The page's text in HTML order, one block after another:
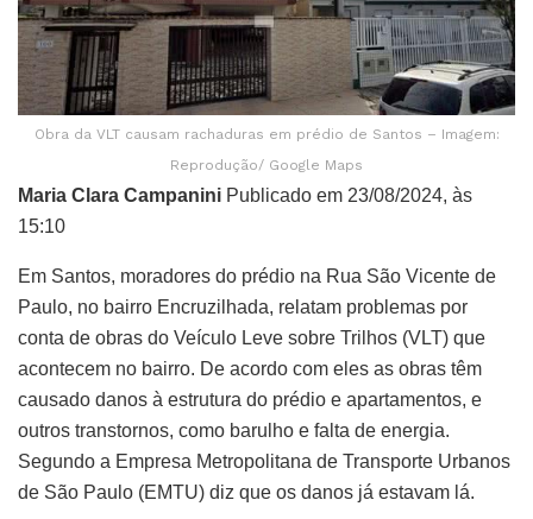
Obra da VLT causam rachaduras em prédio de Santos – Imagem:
Reprodução/ Google Maps
Maria Clara Campanini Publicado em 23/08/2024, às
15:10
Em Santos, moradores do prédio na Rua São Vicente de
Paulo, no bairro Encruzilhada, relatam problemas por
conta de obras do Veículo Leve sobre Trilhos (VLT) que
acontecem no bairro. De acordo com eles as obras têm
causado danos à estrutura do prédio e apartamentos, e
outros transtornos, como barulho e falta de energia.
Segundo a Empresa Metropolitana de Transporte Urbanos
de São Paulo (EMTU) diz que os danos já estavam lá.